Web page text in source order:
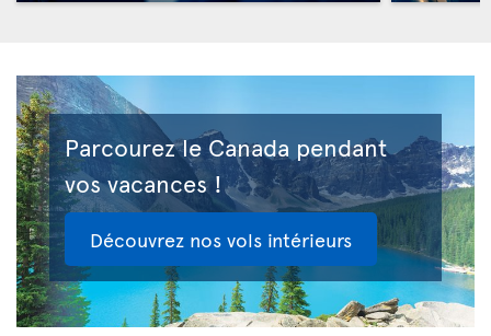
Parcourez le Canada pendant
vos vacances !
Découvrez nos vols intérieurs